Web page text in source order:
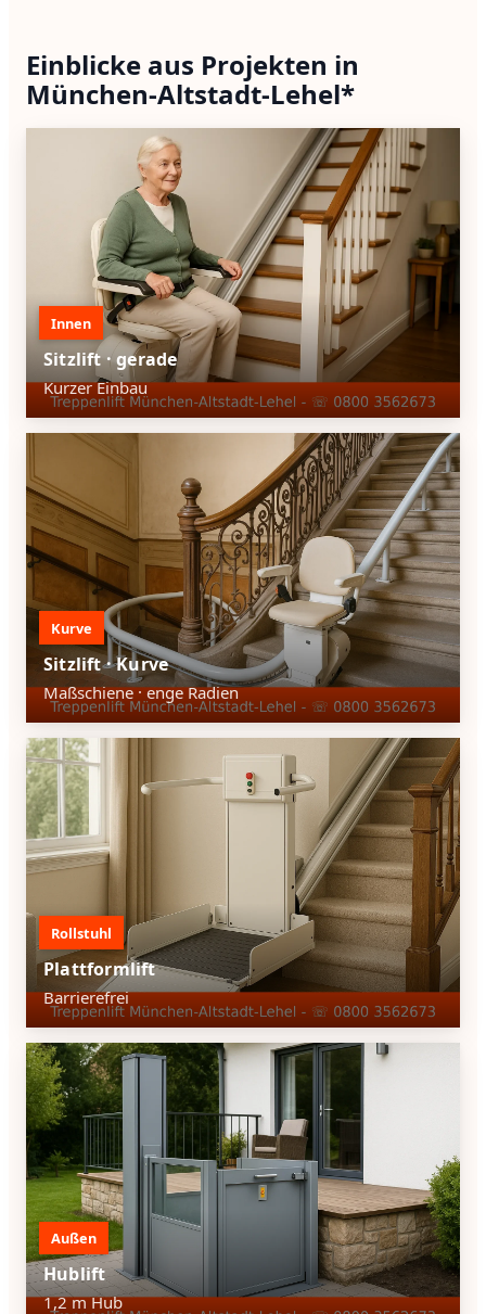
Einblicke aus Projekten in
München-Altstadt-Lehel*
Innen
Sitzlift · gerade
Kurzer Einbau
Kurve
Sitzlift · Kurve
Maßschiene · enge Radien
Rollstuhl
Plattformlift
Barrierefrei
Außen
Hublift
1,2 m Hub